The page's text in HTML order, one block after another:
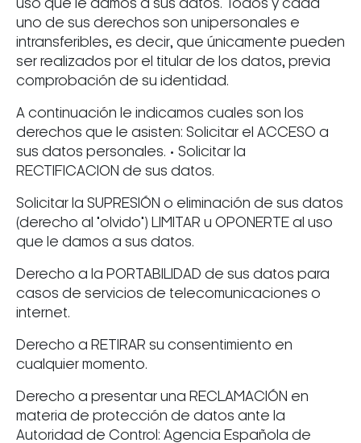
uso que le damos a sus datos. Todos y cada
uno de sus derechos son unipersonales e
intransferibles, es decir, que únicamente pueden
ser realizados por el titular de los datos, previa
comprobación de su identidad.
A continuación le indicamos cuales son los
derechos que le asisten: Solicitar el ACCESO a
sus datos personales. • Solicitar la
RECTIFICACION de sus datos.
Solicitar la SUPRESIÓN o eliminación de sus datos
(derecho al "olvido") LIMITAR u OPONERTE al uso
que le damos a sus datos.
Derecho a la PORTABILIDAD de sus datos para
casos de servicios de telecomunicaciones o
internet.
Derecho a RETIRAR su consentimiento en
cualquier momento.
Derecho a presentar una RECLAMACIÓN en
materia de protección de datos ante la
Autoridad de Control: Agencia Española de